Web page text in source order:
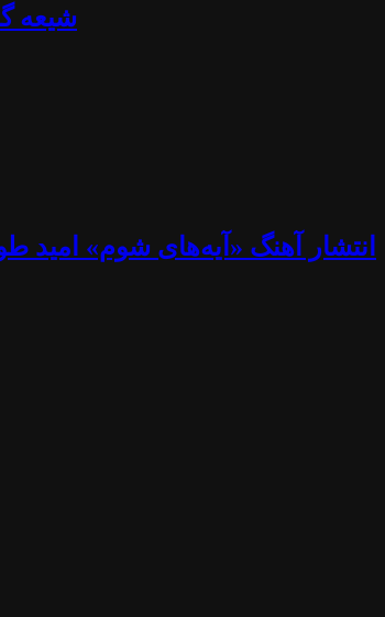
شیعه گری در قرن ۲۱ - استراتژی خامنه
انتشار آهنگ «آیه‌های شوم» امید طوطیان - تلاوت آیاتی از